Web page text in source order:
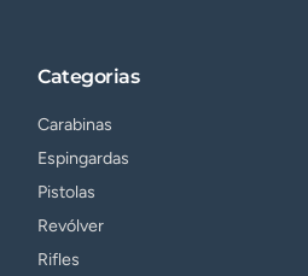
Categorias
Carabinas
Espingardas
Pistolas
Revólver
Rifles